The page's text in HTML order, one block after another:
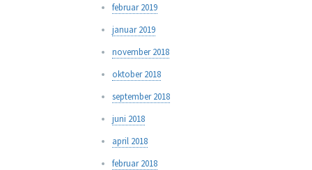
februar 2019
januar 2019
november 2018
oktober 2018
september 2018
juni 2018
april 2018
februar 2018